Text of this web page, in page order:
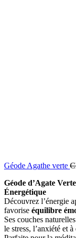
Géode Agathe verte
Géode d’Agate
Énergétique
Découvrez l’énergie
favorise équilibre
Ses couches
le stress, l’anxiété et